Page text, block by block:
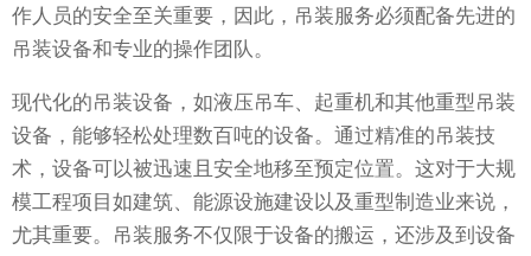
作人员的安全至关重要，因此，吊装服务必须配备先进的
吊装设备和专业的操作团队。
现代化的吊装设备，如液压吊车、起重机和其他重型吊装
设备，能够轻松处理数百吨的设备。通过精准的吊装技
术，设备可以被迅速且安全地移至预定位置。这对于大规
模工程项目如建筑、能源设施建设以及重型制造业来说，
尤其重要。吊装服务不仅限于设备的搬运，还涉及到设备